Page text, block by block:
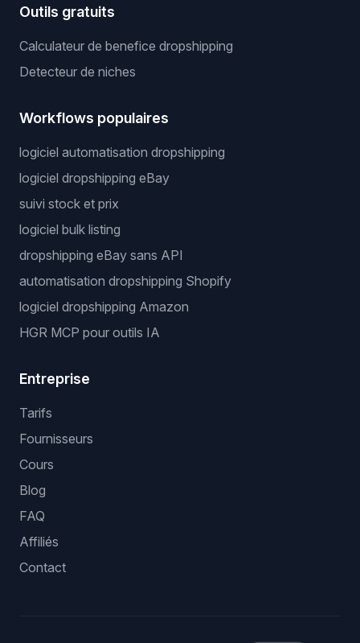
Outils gratuits
Calculateur de benefice dropshipping
Detecteur de niches
Workflows populaires
logiciel automatisation dropshipping
logiciel dropshipping eBay
suivi stock et prix
logiciel bulk listing
dropshipping eBay sans API
automatisation dropshipping Shopify
logiciel dropshipping Amazon
HGR MCP pour outils IA
Entreprise
Tarifs
Fournisseurs
Cours
Blog
FAQ
Affiliés
Contact